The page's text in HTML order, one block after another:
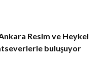
Ankara Resim ve Heykel
buluşuyor